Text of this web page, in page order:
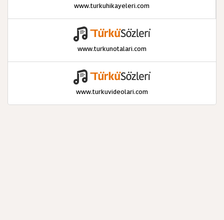
www.turkuhikayeleri.com
www.turkunotalari.com
www.turkuvideolari.com